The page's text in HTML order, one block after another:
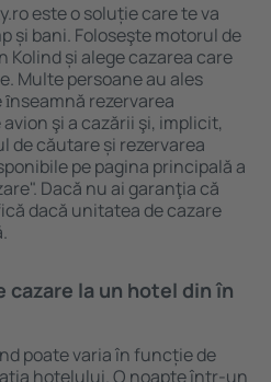
este o soluție care te va
și bani. Foloseşte motorul de
și alege cazarea care
Multe persoane au ales
rezervarea
şi a cazării şi, implicit,
de căutare și rezervarea
pe pagina principală a
Dacă nu ai garanţia că
dacă unitatea de cazare
cazare la un hotel din în
poate varia în funcție de
hotelului. O noapte într-un